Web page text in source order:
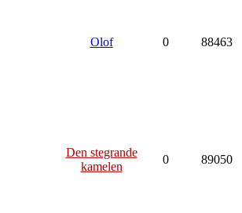
Olof 0 88463
Den stegrande
kamelen
0 89050